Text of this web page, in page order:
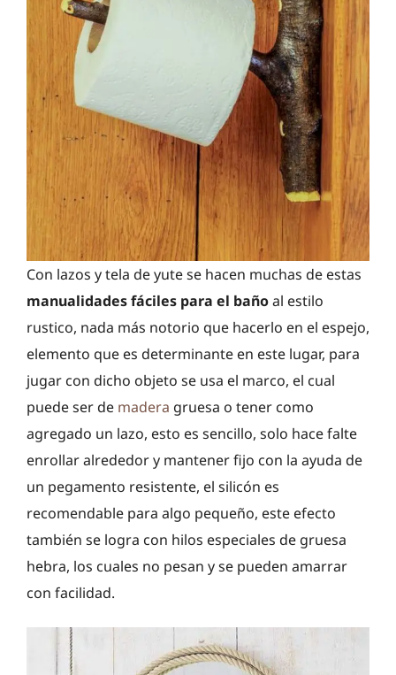
Con lazos y tela de yute se hacen muchas de estas
manualidades fáciles para el bañoal estilo
rustico, nada más notorio que hacerlo en el espejo,
elemento que es determinante en este lugar, para
jugar con dicho objeto se usa el marco, el cual
puede ser de madera gruesa o tener como
agregado un lazo, esto es sencillo, solo hace falte
enrollar alrededor y mantener fijo con la ayuda de
un pegamento resistente, el silicón es
recomendable para algo pequeño, este efecto
también se logra con hilos especiales de gruesa
hebra, los cuales no pesan y se pueden amarrar
con facilidad.